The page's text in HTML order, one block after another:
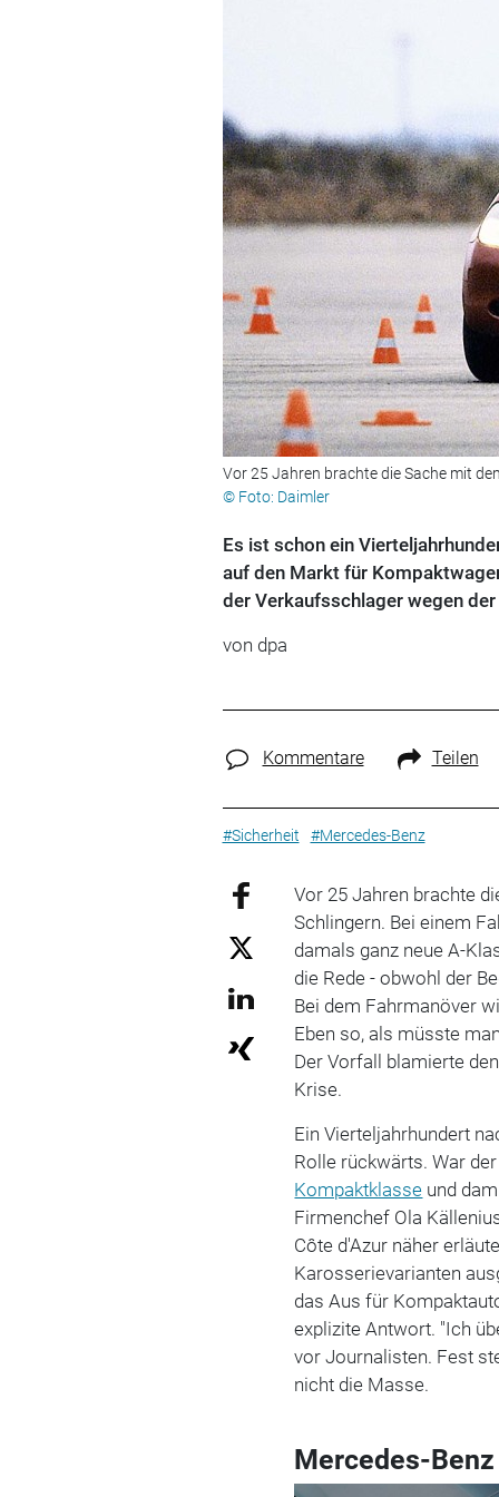
Vor 25 Jahren brachte die Sache mit
© Foto: Daimler
Es ist schon ein
auf den Markt für
der Verkaufsschlager wegen
von dpa
Kommentare Teilen
#Sicherheit #Mercedes-Benz
Vor 25 Jahren brachte
Schlingern. Bei einem
damals ganz neue A-
die Rede - obwohl der
Bei dem Fahrmanöver
Eben so, als müsste
Der Vorfall blamierte
Krise.
Ein Vierteljahrhundert
Rolle rückwärts. War
Kompaktklasse und
Firmenchef Ola
Côte d'Azur näher
Karosserievarianten
das Aus für
explizite Antwort. "Ich
vor Journalisten. Fest
nicht die Masse.
Mercedes-